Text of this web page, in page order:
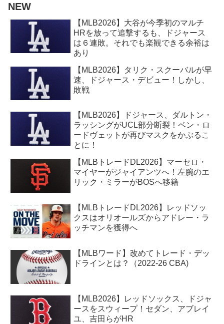
NEW
【MLB2026】大谷が今季初のマルチ
HRを放って追撃するも、ドジャース
は６連敗。それでも楽観できる余裕は
あり
【MLB2026】タリク・スクーバルが早
速、ドジャース・デビュー！しかし、
敗戦
【MLB2026】ドジャース、ダルトン・
ラッシングがUCL部分断裂！ベン・ロ
ードヴェットが再びマスクをかぶるこ
とに！
【MLBトレードDL2026】マーセロ・
マイヤーがジャイアンツへ！左腕のエ
リック・ミラーがBOSへ移籍
【MLBトレードDL2026】レッドソッ
クスはオリオールズからアドレー・ラ
ッチマンを獲得へ
【MLBワード】改めてトレード・デッ
ドラインとは？（2022-26 CBA)
【MLB2026】レッドソックス、ドジャ
ースをスウィープ！セダン、アブレイ
ユ、吉田らがHR